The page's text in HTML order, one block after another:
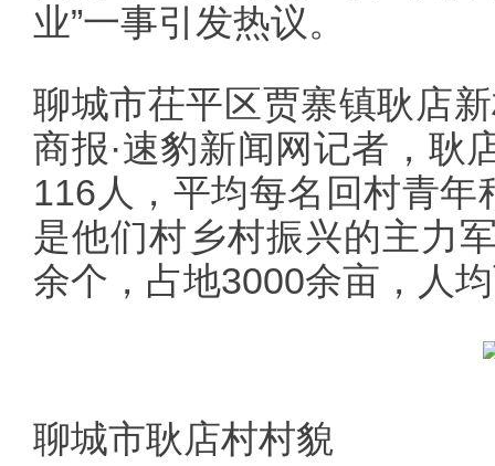
业”一事引发热议。
聊城市茌平区贾寨镇耿店
商报·速豹新闻网记者，耿
116人，平均每名回村青
是他们村乡村振兴的主力
余个，占地3000余亩，人
聊城市耿店村村貌